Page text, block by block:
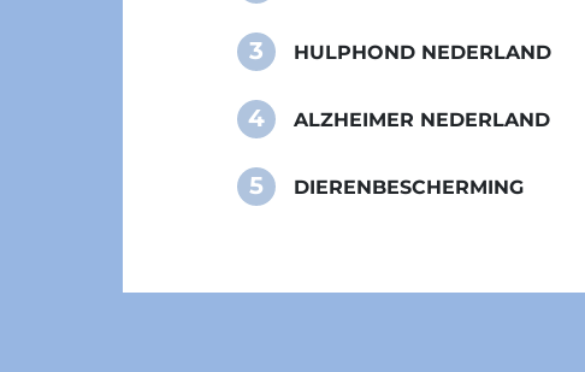
3 HULPHOND NEDERLAND
4 ALZHEIMER NEDERLAND
5 DIERENBESCHERMING